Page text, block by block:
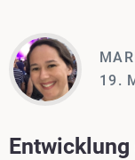
19.